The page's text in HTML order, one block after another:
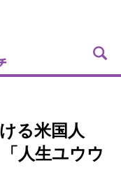
る米国人
人生ユウウ